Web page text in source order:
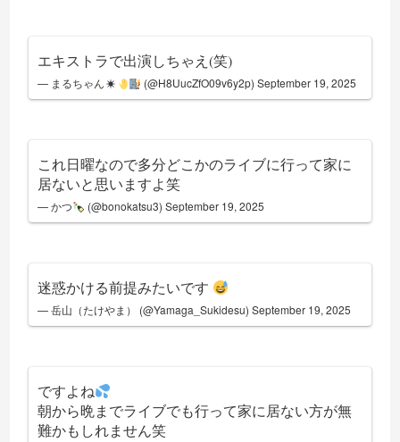
エキストラで出演しちゃえ(笑)
— まるちゃん (@H8UucZfO09v6y2p)September 19, 2025
これ日曜なので多分どこかのライブに行って家に
居ないと思いますよ笑
— かつ (@bonokatsu3) September 19, 2025
迷惑かける前提みたいです
— 岳山（たけやま） (@Yamaga_Sukidesu)September 19, 2025
ですよね
朝から晩までライブでも行って家に居ない方が無
難かもしれません笑